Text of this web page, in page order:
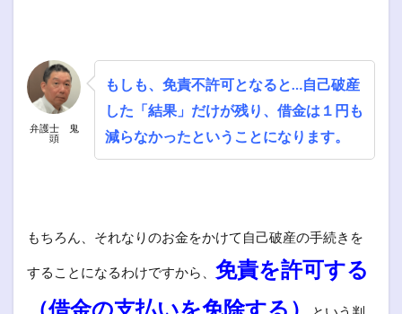
弁護士 鬼
頭
もしも、免責不許可となると…自己破産
した「結果」だけが残り、借金は１円も
減らなかったということになります。
もちろん、それなりのお金をかけて自己破産の手続きを
することになるわけですから、 免責を許可する
（借金の支払いを免除する）